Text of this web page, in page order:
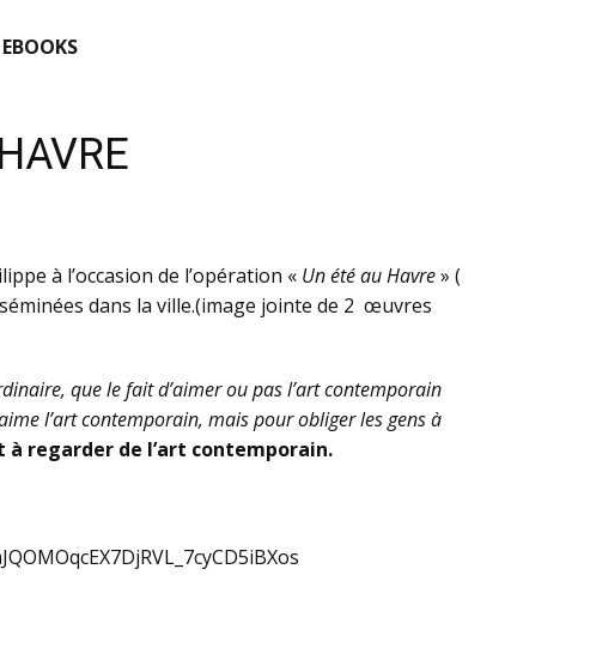
EBOOKS
à l’occasion de l’opération « Un été au Havre» (
dans la ville.(image jointe de 2 œuvres
que le fait d’aimer ou pas l’art contemporain
l’art contemporain, mais pour obliger les gens à
à regarder de l’art contemporain.